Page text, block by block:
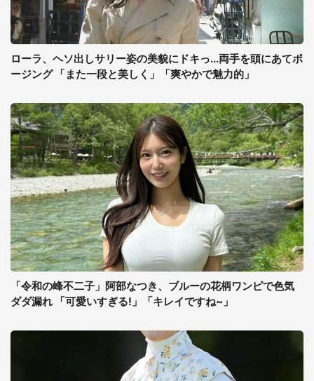
ローラ、ヘソ出しサリー姿の美貌にドキっ...両手を頭にあてポ
ージング 「また一段と美しく」「爽やかで魅力的」
「令和の峰不二子」阿部なつき、ブルーの花柄ワンピで色気
ダダ漏れ 「可愛いすぎる!」「キレイですね~」